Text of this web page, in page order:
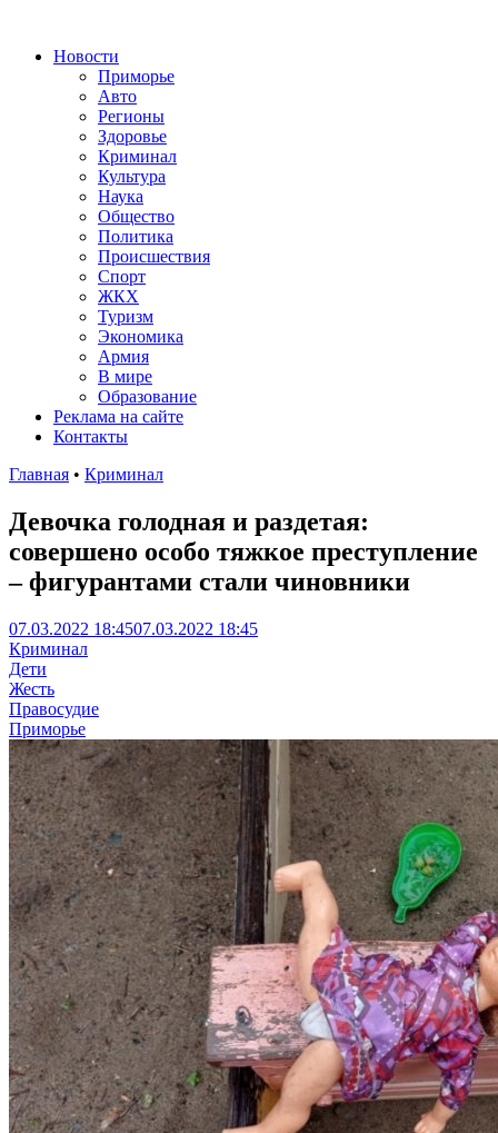
Новости
Приморье
Авто
Регионы
Здоровье
Криминал
Культура
Наука
Общество
Политика
Происшествия
Спорт
ЖКХ
Туризм
Экономика
Армия
В мире
Образование
Реклама на сайте
Контакты
Главная • Криминал
Девочка голодная и раздетая:
совершено особо тяжкое преступление
– фигурантами стали чиновники
07.03.2022 18:4507.03.2022 18:45
Криминал
Дети
Жесть
Правосудие
Приморье